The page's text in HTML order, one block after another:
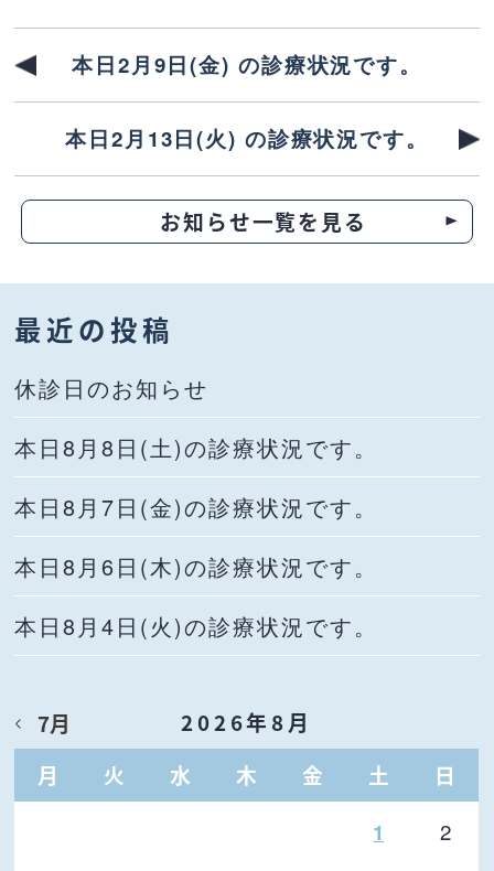
本日2月9日(金) の診療状況です。
本日2月13日(火) の診療状況です。
お知らせ一覧を見る
最近の投稿
休診日のお知らせ
本日8月8日(土)の診療状況です。
本日8月7日(金)の診療状況です。
本日8月6日(木)の診療状況です。
本日8月4日(火)の診療状況です。
2026年8月
月
火 水 木 金 土 日
7月
1 2